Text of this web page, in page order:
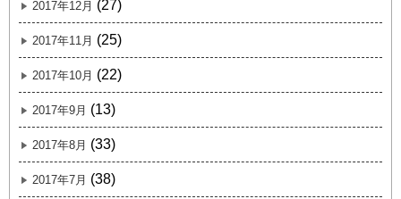
2017年12月 (27)
2017年11月 (25)
2017年10月 (22)
2017年9月 (13)
2017年8月 (33)
2017年7月 (38)